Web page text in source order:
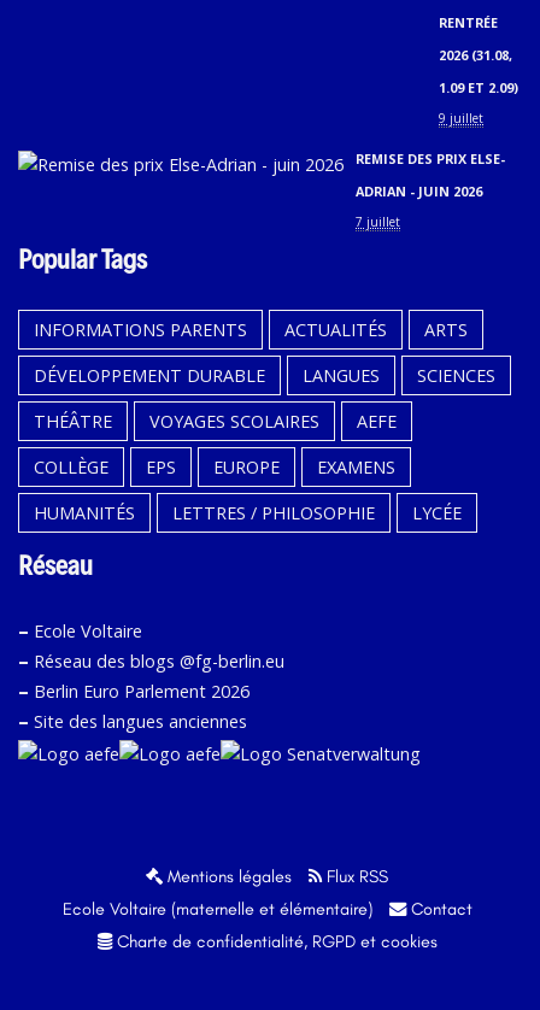
RENTRÉE
2026 (31.08,
1.09 ET 2.09)
9 juillet
REMISE DES PRIX ELSE-
ADRIAN - JUIN 2026
7 juillet
Popular Tags
INFORMATIONS PARENTS ACTUALITÉS
ARTS
DÉVELOPPEMENT DURABLE
LANGUES
SCIENCES
THÉÂTRE
VOYAGES SCOLAIRES
AEFE
COLLÈGE
EPS EUROPE
EXAMENS
HUMANITÉS
LETTRES / PHILOSOPHIE LYCÉE
Réseau
– Ecole Voltaire
– Réseau des blogs @fg-berlin.eu
– Berlin Euro Parlement 2026
– Site des langues anciennes
Mentions légales
Flux RSS
Ecole Voltaire (maternelle et élémentaire)
Contact
Charte de confidentialité, RGPD et cookies